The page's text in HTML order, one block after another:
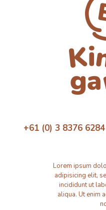
+61 (0) 3 8376
Lorem ipsum
adipisicing elit,
incididunt ut
aliqua. Ut enim